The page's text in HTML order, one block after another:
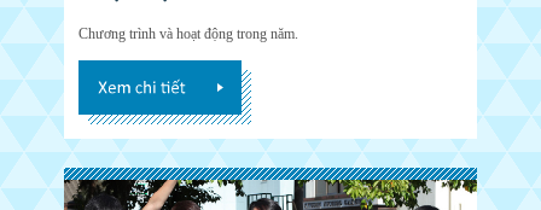
Chương trình và hoạt động trong năm.